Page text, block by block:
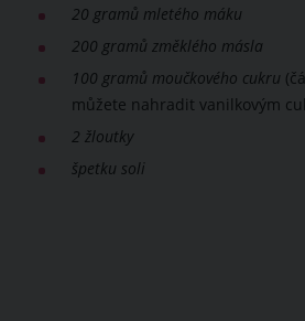
20 gramů mletého máku
200 gramů změklého másla
100 gramů moučkového cukru
můžete nahradit vanilkovým
2 žloutky
špetku soli